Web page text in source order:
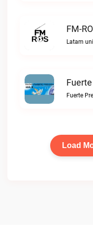
FM-
Latam
Fuerte
Load